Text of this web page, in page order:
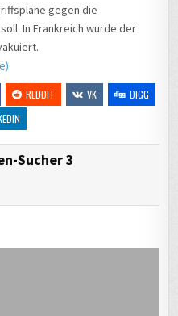
gegen die
In Frankreich wurde der
REDDIT VK
DIGG
Sucher 3